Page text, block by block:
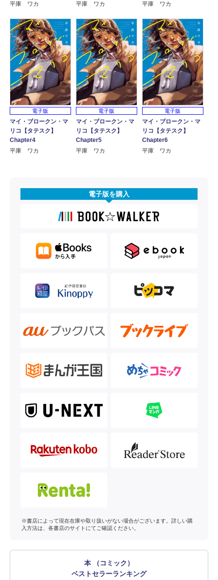
平庫 ワカ
平庫 ワカ
平庫 ワカ
電子版
マイ・ブロークン・マ
リコ【タテスク】
Chapter4
平庫 ワカ
電子版
マイ・ブロークン・マ
リコ【タテスク】
Chapter5
平庫 ワカ
電子版
マイ・ブロークン・マ
リコ【タテスク】
Chapter6
平庫 ワカ
電子版を購入
※書店によって現在在庫や取り扱いがない場合がございます。詳しい購
入方法は、各書店のサイトにてご確認ください。
本 （コミック）
ベストセラーランキング